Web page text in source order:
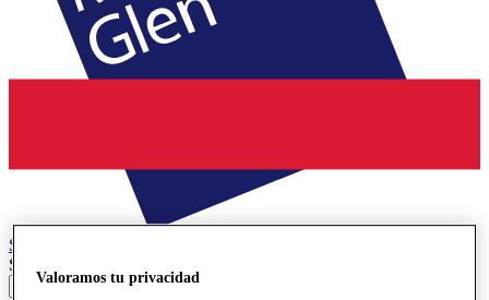
Serravalle
Search input
Valoramos tu privacidad